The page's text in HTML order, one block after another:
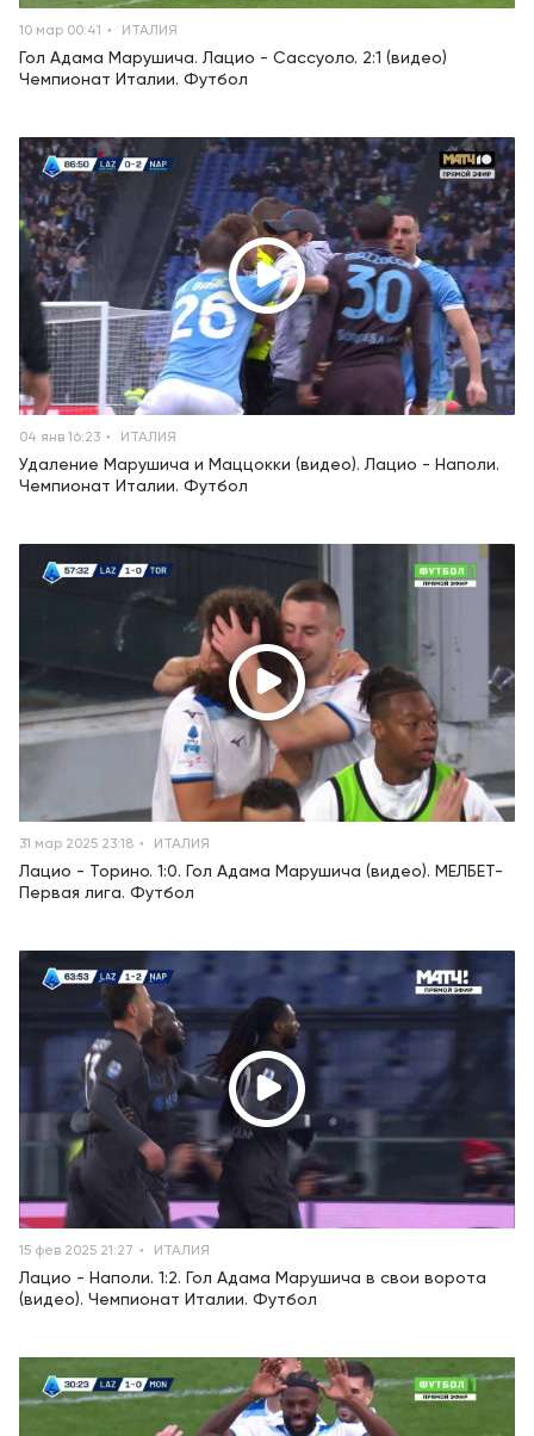
10 мар 00:41 ИТАЛИЯ
Гол Адама Марушича. Лацио - Сассуоло. 2:1 (видео)
Чемпионат Италии. Футбол
04 янв 16:23 ИТАЛИЯ
Удаление Марушича и Маццокки (видео). Лацио - Наполи.
Чемпионат Италии. Футбол
31 мар 2025 23:18 ИТАЛИЯ
Лацио - Торино. 1:0. Гол Адама Марушича (видео). МЕЛБЕТ-
Первая лига. Футбол
15 фев 2025 21:27 ИТАЛИЯ
Лацио - Наполи. 1:2. Гол Адама Марушича в свои ворота
(видео). Чемпионат Италии. Футбол